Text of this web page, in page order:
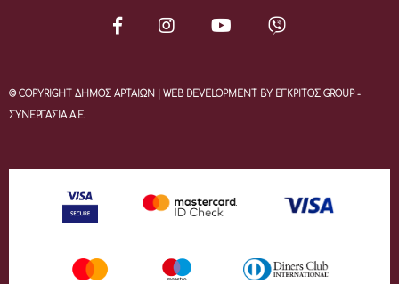
© COPYRIGHT ΔΗΜΟΣ ΑΡΤΑΙΩΝ | WEB DEVELOPMENT BY ΕΓΚΡΙΤΟΣ GROUP -
ΣΥΝΕΡΓΑΣΙΑ Α.Ε.